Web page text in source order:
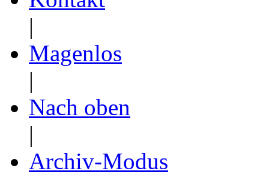
|
Magenlos
|
Nach oben
|
Archiv-Modus